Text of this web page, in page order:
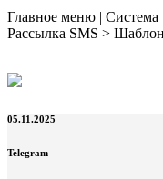
Главное меню |
Рассылка SMS >
05.11.2025
Telegram